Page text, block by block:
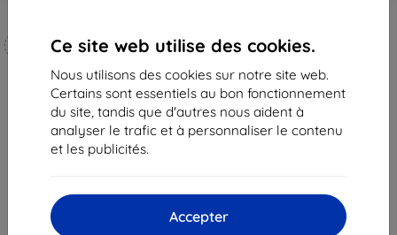
Ce site web utilise des cookies.
Nous utilisons des cookies sur notre site web.
Certains sont essentiels au bon fonctionnement
du site, tandis que d'autres nous aident à
analyser le trafic et à personnaliser le contenu
et les publicités.
Accepter
Fabriqué sur mesure
20,90 €
18,82 €
En stock 4 pièces
Colorsoft/ Colorsoft SE
14,32 €
En stock > 5 pièces
du total